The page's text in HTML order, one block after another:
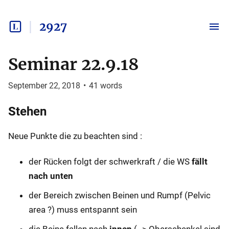
2927
Seminar 22.9.18
September 22, 2018 • 41 words
Stehen
Neue Punkte die zu beachten sind :
der Rücken folgt der schwerkraft / die WS fällt
nach unten
der Bereich zwischen Beinen und Rumpf (Pelvic
area ?) muss entspannt sein